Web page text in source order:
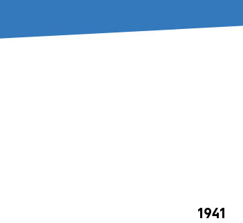
1941